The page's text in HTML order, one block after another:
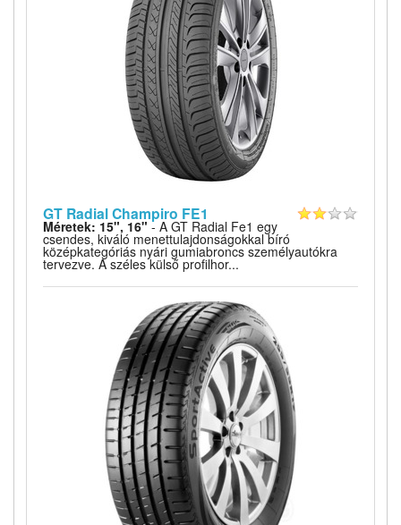
GT Radial Champiro FE1
Méretek: 15", 16" - A GT Radial Fe1 egy
csendes, kiváló menettulajdonságokkal bíró
középkategóriás nyári gumiabroncs személyautókra
tervezve. A széles külső profilhor...